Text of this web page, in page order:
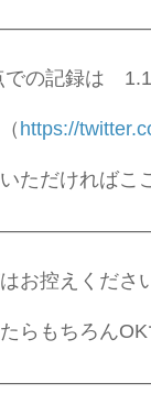
の記録は
https://
ただければこ
お控えくださ
らもちろん